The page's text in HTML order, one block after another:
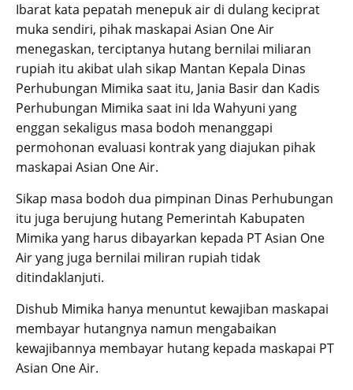
Ibarat kata pepatah menepuk air di dulang keciprat
muka sendiri, pihak maskapai Asian One Air
menegaskan, terciptanya hutang bernilai miliaran
rupiah itu akibat ulah sikap Mantan Kepala Dinas
Perhubungan Mimika saat itu, Jania Basir dan Kadis
Perhubungan Mimika saat ini Ida Wahyuni yang
enggan sekaligus masa bodoh menanggapi
permohonan evaluasi kontrak yang diajukan pihak
maskapai Asian One Air.
Sikap masa bodoh dua pimpinan Dinas Perhubungan
itu juga berujung hutang Pemerintah Kabupaten
Mimika yang harus dibayarkan kepada PT Asian One
Air yang juga bernilai miliran rupiah tidak
ditindaklanjuti.
Dishub Mimika hanya menuntut kewajiban maskapai
membayar hutangnya namun mengabaikan
kewajibannya membayar hutang kepada maskapai PT
Asian One Air.